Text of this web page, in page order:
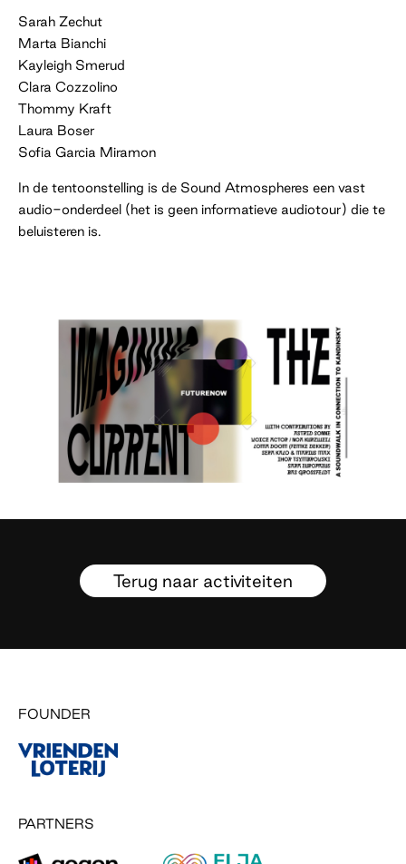
Sarah Zechut
Marta Bianchi
Kayleigh Smerud
Clara Cozzolino
Thommy Kraft
Laura Boser
Sofia Garcia Miramon
In de tentoonstelling is de Sound Atmospheres een vast
audio-onderdeel (het is geen informatieve audiotour) die te
beluisteren is.
Terug naar activiteiten
FOUNDER
PARTNERS